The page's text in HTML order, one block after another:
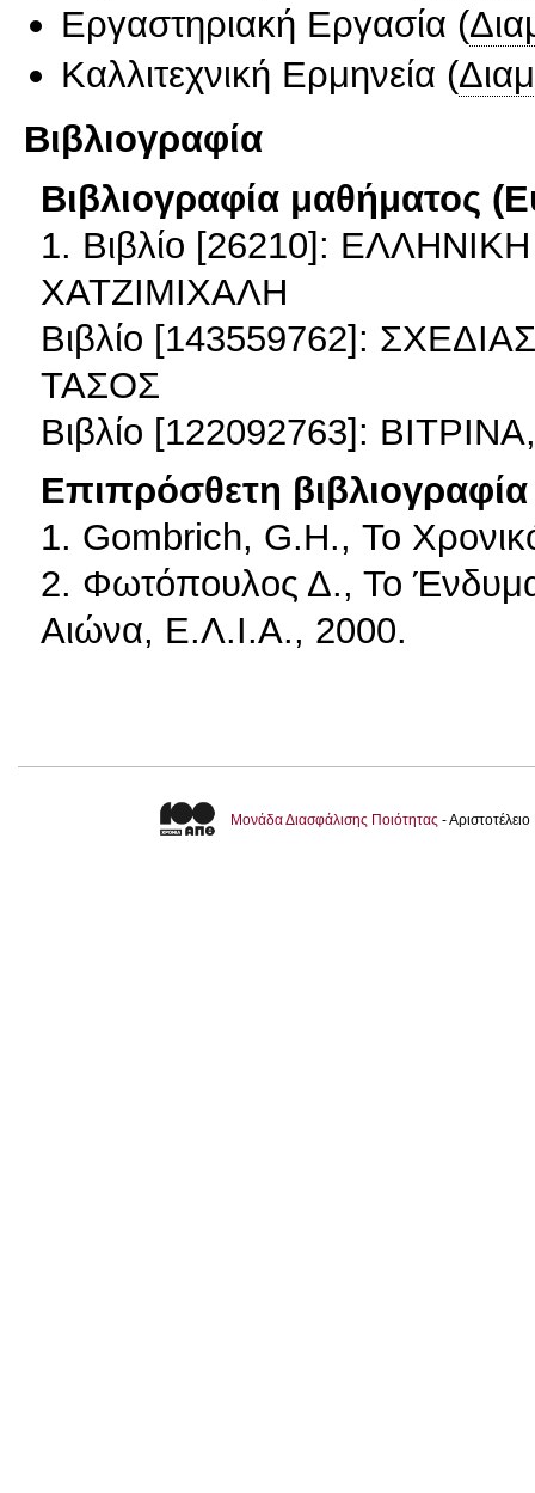
Εργαστηριακή Εργασία (
Καλλιτεχνική Ερμηνεία (
Βιβλιογραφία
Βιβλιογραφία μαθήματος
1. Βιβλίο [26210]:
ΧΑΤΖΙΜΙΧΑΛΗ
Βιβλίο [143559762]:
ΤΑΣΟΣ
Βιβλίο [122092763]:
Επιπρόσθετη βιβλιογραφία
1. Gombrich, G.H., Το
2. Φωτόπουλος Δ., Το
Αιώνα, Ε.Λ.Ι.Α., 2000.
Μονάδα Διασφάλισης Ποιότητας -